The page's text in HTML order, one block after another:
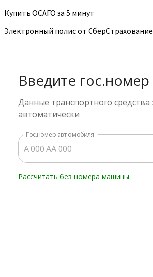
Купить ОСАГО за 5 минут
Электронный полис от СберСтрахование